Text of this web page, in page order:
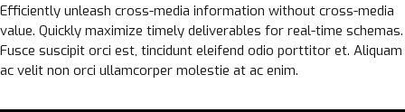
Efficiently unleash cross-media information without cross-media
value. Quickly maximize timely deliverables for real-time schemas.
Fusce suscipit orci est, tincidunt eleifend odio porttitor et. Aliquam
ac velit non orci ullamcorper molestie at ac enim.